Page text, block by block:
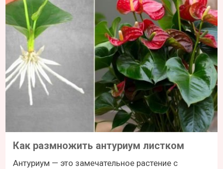
Как размножить антуриум листком
Антуриум — это замечательное растение с